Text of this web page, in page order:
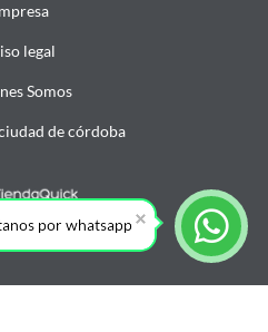
legal
Somos
de córdoba
por whatsapp